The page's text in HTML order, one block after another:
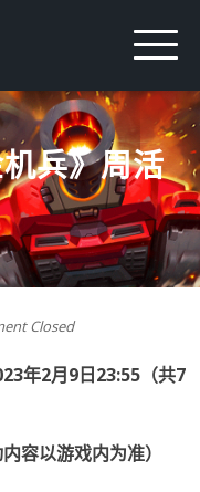
兵》周活
Closed
年2月9日23:55（共7
容以游戏内为准）